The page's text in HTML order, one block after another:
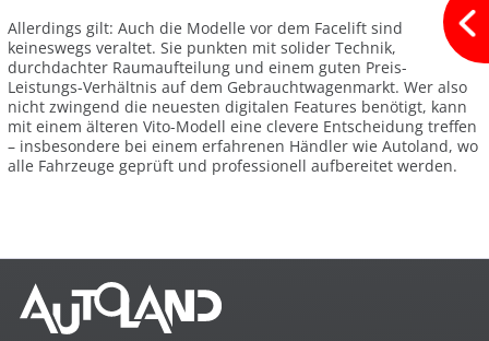
Allerdings gilt: Auch die Modelle vor dem Facelift sind
keineswegs veraltet. Sie punkten mit solider Technik,
durchdachter Raumaufteilung und einem guten Preis-
Leistungs-Verhältnis auf dem Gebrauchtwagenmarkt. Wer also
nicht zwingend die neuesten digitalen Features benötigt, kann
mit einem älteren Vito-Modell eine clevere Entscheidung treffen
– insbesondere bei einem erfahrenen Händler wie Autoland, wo
alle Fahrzeuge geprüft und professionell aufbereitet werden.